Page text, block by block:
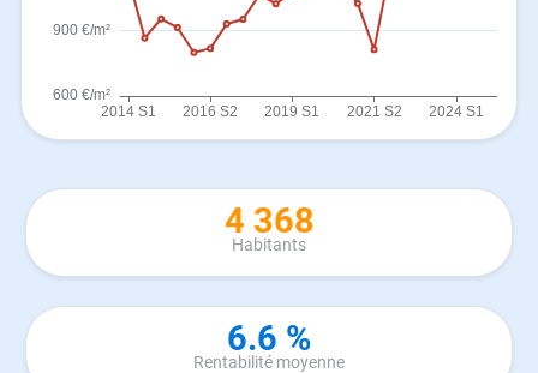
4 368
Habitants
6.6 %
Rentabilité moyenne